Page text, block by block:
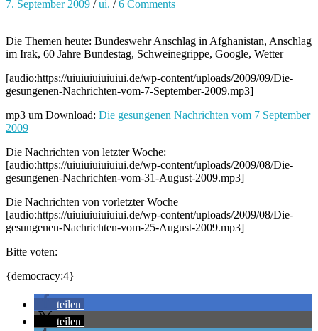
7. September 2009 /ui. /6 Comments
Die Themen heute: Bundeswehr Anschlag in Afghanistan, Anschlag
im Irak, 60 Jahre Bundestag, Schweinegrippe, Google, Wetter
[audio:https://uiuiuiuiuiuiui.de/wp-content/uploads/2009/09/Die-
gesungenen-Nachrichten-vom-7-September-2009.mp3]
mp3 um Download: Die gesungenen Nachrichten vom 7 September
2009
Die Nachrichten von letzter Woche:
[audio:https://uiuiuiuiuiuiui.de/wp-content/uploads/2009/08/Die-
gesungenen-Nachrichten-vom-31-August-2009.mp3]
Die Nachrichten von vorletzter Woche
[audio:https://uiuiuiuiuiuiui.de/wp-content/uploads/2009/08/Die-
gesungenen-Nachrichten-vom-25-August-2009.mp3]
Bitte voten:
{democracy:4}
teilen
teilen